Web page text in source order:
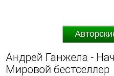
Андрей Ганжела -
Мировой бестселлер